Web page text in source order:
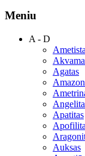
Meniu
A - D
Agatas
Apatitas
Auksas